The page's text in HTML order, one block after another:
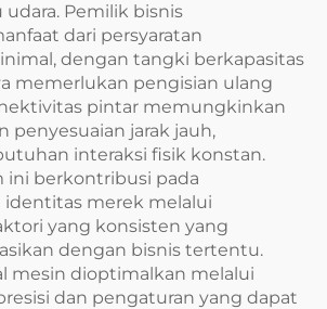
Pemilik bisnis
dari persyaratan
dengan tangki berkapasitas
memerlukan pengisian ulang
pintar memungkinkan
penyesuaian jarak jauh,
interaksi fisik konstan.
ini berkontribusi pada
merek melalui
yang konsisten yang
dengan bisnis tertentu.
mesin dioptimalkan melalui
dan pengaturan yang dapat